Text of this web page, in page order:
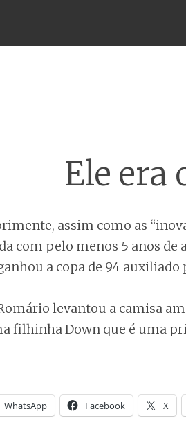
Ele era
assim como as
com pelo menos 5 anos de
a copa de 94 auxiliado
levantou a camisa
filhinha Down que é uma
WhatsApp Facebook X